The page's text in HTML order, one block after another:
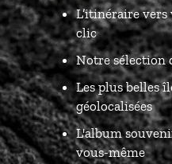
L’itinéraire vers
clic
Notre sélection
Les plus belles
géolocalisées
L'album
vous-même